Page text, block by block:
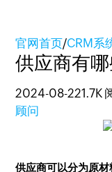
官网首页/CRM系
供应商有
2024-08-221.7K
顾问
供应商可以分为原